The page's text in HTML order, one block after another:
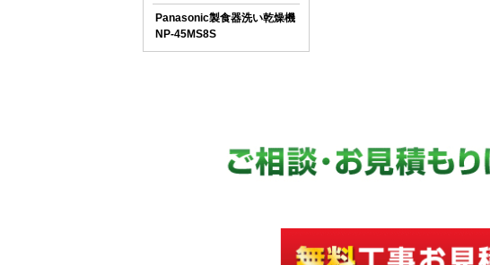
Panasonic製食器洗い乾燥機
NP-45MS8S